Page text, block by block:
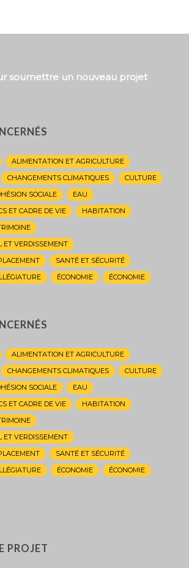
soumettre un nouveau projet
ALIMENTATION ET AGRICULTURE
CHANGEMENTS CLIMATIQUES
CULTURE
SOCIALE
EAU
ET CADRE DE VIE
HABITATION
ET VERDISSEMENT
SANTÉ ET SÉCURITÉ
ÉCONOMIE ÉCONOMIE
ALIMENTATION ET AGRICULTURE
CHANGEMENTS CLIMATIQUES
CULTURE
SOCIALE
EAU
ET CADRE DE VIE
HABITATION
ET VERDISSEMENT
SANTÉ ET SÉCURITÉ
ÉCONOMIE ÉCONOMIE
PROJET